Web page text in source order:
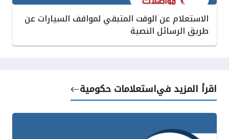
الاستعلام عن الوقت المتبقي لمواقف السيارات عن
طريق الرسائل النصية
اقرأ المزيد فياستعلامات حكومية